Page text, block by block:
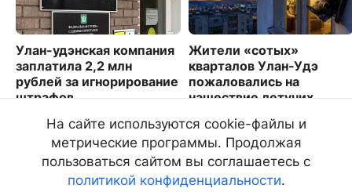
Улан-удэнская компания
заплатила 2,2 млн
рублей за игнорирование
штрафов
2745
Жители «сотых»
кварталов Улан-Удэ
пожаловались на
нашествие летучих
3906
На сайте используются cookie-файлы и
метрические программы. Продолжая
пользоваться сайтом вы соглашаетесь с
политикой конфиденциальности.